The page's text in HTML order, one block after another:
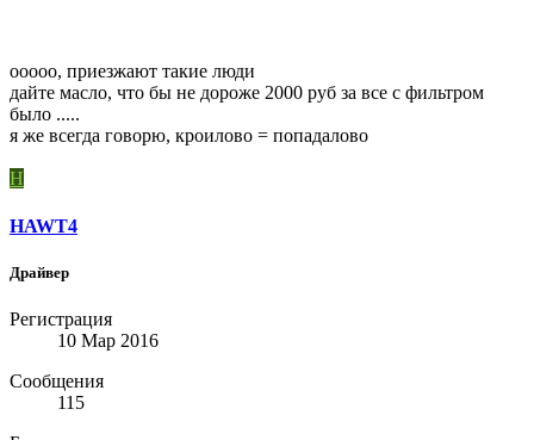
ооооо, приезжают такие люди
дайте масло, что бы не дороже 2000 руб за все с фильтром
было .....
я же всегда говорю, кроилово = попадалово
H
HAWT4
Драйвер
Регистрация
10 Мар 2016
Сообщения
115